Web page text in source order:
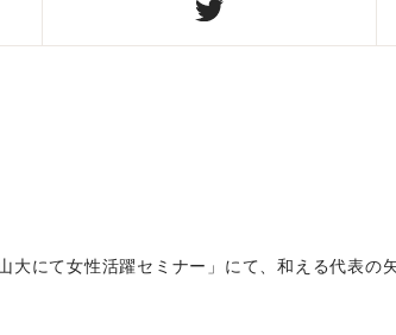
にて女性活躍セミナー」にて、和える代表の